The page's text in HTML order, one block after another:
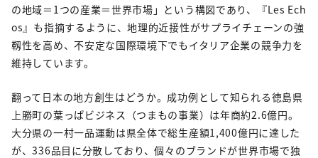
の地域＝1つの産業＝世界市場」という構図であり、『Les Ech
os』も指摘するように、地理的近接性がサプライチェーンの強
靱性を高め、不安定な国際環境下でもイタリア企業の競争力を
維持しています。
翻って日本の地方創生はどうか。成功例として知られる徳島県
上勝町の葉っぱビジネス（つまもの事業）は年商約2.6億円。
大分県の一村一品運動は県全体で総生産額1,400億円に達した
が、336品目に分散しており、個々のブランドが世界市場で独